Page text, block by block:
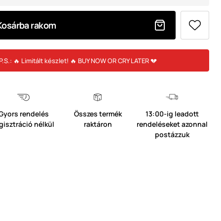
rakom
🔥 Limitált készlet! 🔥 BUY NOW OR CRY LATER 💔
rendelés
nélkül
Összes termék
raktáron
13:00-ig leadott
rendeléseket azonnal
postázzuk